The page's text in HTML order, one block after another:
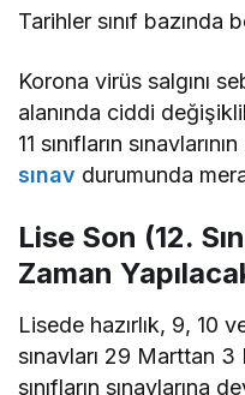
Tarihler sınıf bazında
Korona virüs salgını
alanında ciddi
11 sınıfların
sınav durumunda
Lise Son (12.
Zaman
Lisede hazırlık, 9, 10
sınavları 29 Marttan 3
sınıfların sınavlarına